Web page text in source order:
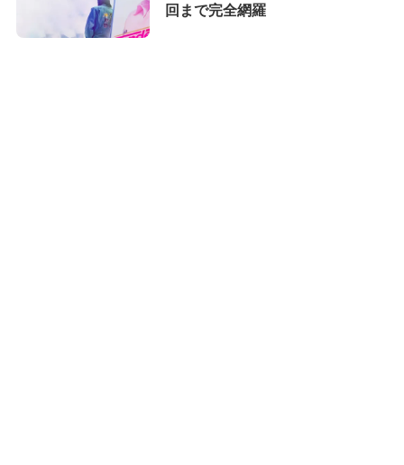
回まで完全網羅